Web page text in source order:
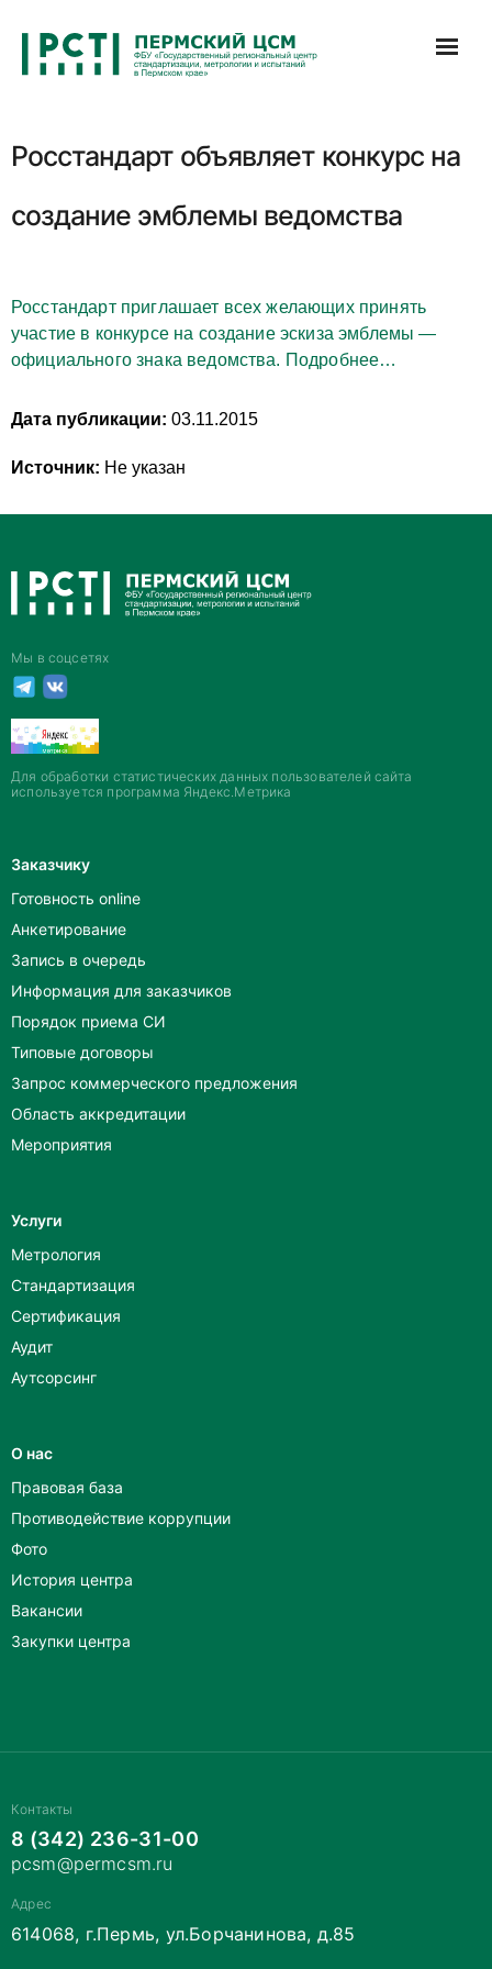
содержимому
Росстандарт объявляет конкурс на
создание эмблемы ведомства
Росстандарт приглашает всех желающих принять
участие в конкурсе на создание эскиза эмблемы —
официального знака ведомства. Подробнее…
Дата публикации: 03.11.2015
Источник: Не указан
Мы в соцсетях
Для обработки статистических данных пользователей сайта
используется программа Яндекс.Метрика
Заказчику
Готовность online
Анкетирование
Запись в очередь
Информация для заказчиков
Порядок приема СИ
Типовые договоры
Запрос коммерческого предложения
Область аккредитации
Мероприятия
Услуги
Метрология
Стандартизация
Сертификация
Аудит
Аутсорсинг
О нас
Правовая база
Противодействие коррупции
Фото
История центра
Вакансии
Закупки центра
Контакты
8 (342) 236-31-00
pcsm@permcsm.ru
Адрес
614068, г.Пермь, ул.Борчанинова, д.85